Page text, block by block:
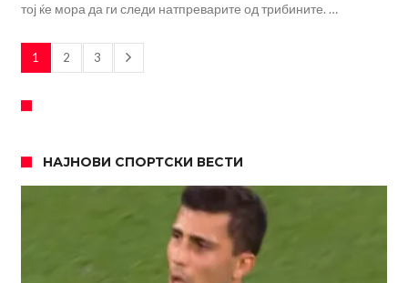
тој ќе мора да ги следи натпреварите од трибините. …
1 2 3
НАЈНОВИ СПОРТСКИ ВЕСТИ